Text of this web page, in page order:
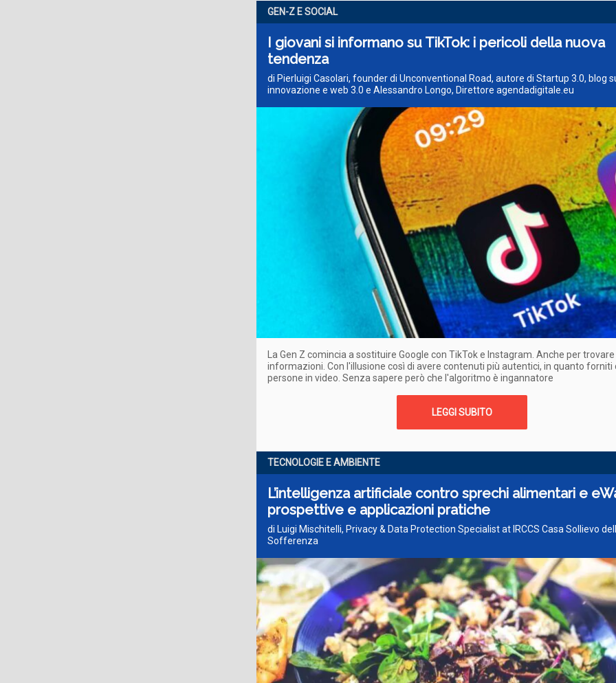
GEN-Z E SOCIAL
I giovani si informano su TikTok: i pericoli della nuova
tendenza
di Pierluigi Casolari, founder di Unconventional Road, autore di Startup 3.0, blog
innovazione e web 3.0 e Alessandro Longo, Direttore agendadigitale.eu
La Gen Z comincia a sostituire Google con TikTok e Instagram. Anche per trovare
informazioni. Con l'illusione così di avere contenuti più autentici, in quanto forniti
persone in video. Senza sapere però che l'algoritmo è ingannatore
LEGGI SUBITO
TECNOLOGIE E AMBIENTE
L’intelligenza artificiale contro sprechi alimentari e
prospettive e applicazioni pratiche
di Luigi Mischitelli, Privacy & Data Protection Specialist at IRCCS Casa Sollievo
Sofferenza